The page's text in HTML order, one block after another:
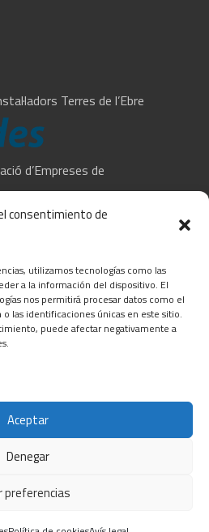
consentimiento de
utilizamos tecnologías como las
a la información del dispositivo. El
nos permitirá procesar datos como el
las identificaciones únicas en este sitio.
puede afectar negativamente a
Aceptar
Denegar
preferencias
Terres de l’Ebre
d’Empreses de
43500
Política de cookies
Canal ètic